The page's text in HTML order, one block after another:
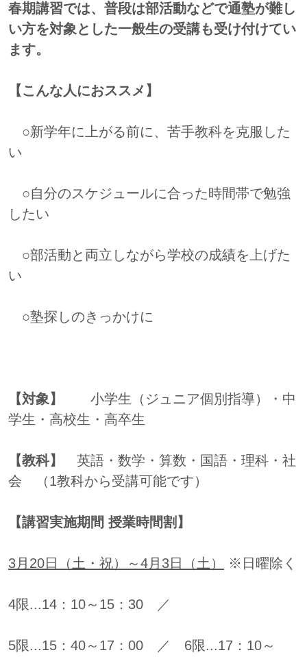
春期講習では、普段は部活動などで通塾が難し
い方を対象とした一般生の受講も受け付けてい
ます。
【こんな人におススメ】
○新学年に上がる前に、苦手教科を克服した
い
○自分のスケジュールに合った時間帯で勉強
したい
○部活動と両立しながら学校の成績を上げた
い
○塾探しのきっかけに
【対象】
小学生（ジュニア個別指導）・中
学生・高校生・高卒生
【教科】 英語・数学・算数・国語・理科・社
会 （1教科から受講可能です）
【講習実施期間 授業時間割】
3月20日（土・祝）～4月3日（土） ※日曜除く
4限...14：10～15：30 ／
5限...15：40～17：00 ／ 6限...17：10～